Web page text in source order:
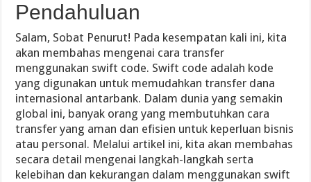
Pendahuluan
Salam, Sobat Penurut! Pada kesempatan kali ini, kita
akan membahas mengenai cara transfer
menggunakan swift code. Swift code adalah kode
yang digunakan untuk memudahkan transfer dana
internasional antarbank. Dalam dunia yang semakin
global ini, banyak orang yang membutuhkan cara
transfer yang aman dan efisien untuk keperluan bisnis
atau personal. Melalui artikel ini, kita akan membahas
secara detail mengenai langkah-langkah serta
kelebihan dan kekurangan dalam menggunakan swift